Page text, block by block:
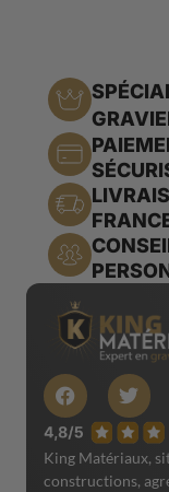
King Matériaux,
constructions,